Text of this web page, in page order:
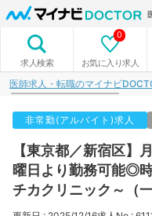
求人検索 お気に入り求人
0
医師求人・転職のマイナビ
非常勤(アルバイト)求人
【東京都／新宿区】
曜日より勤務可能◎
チカクリニック～（